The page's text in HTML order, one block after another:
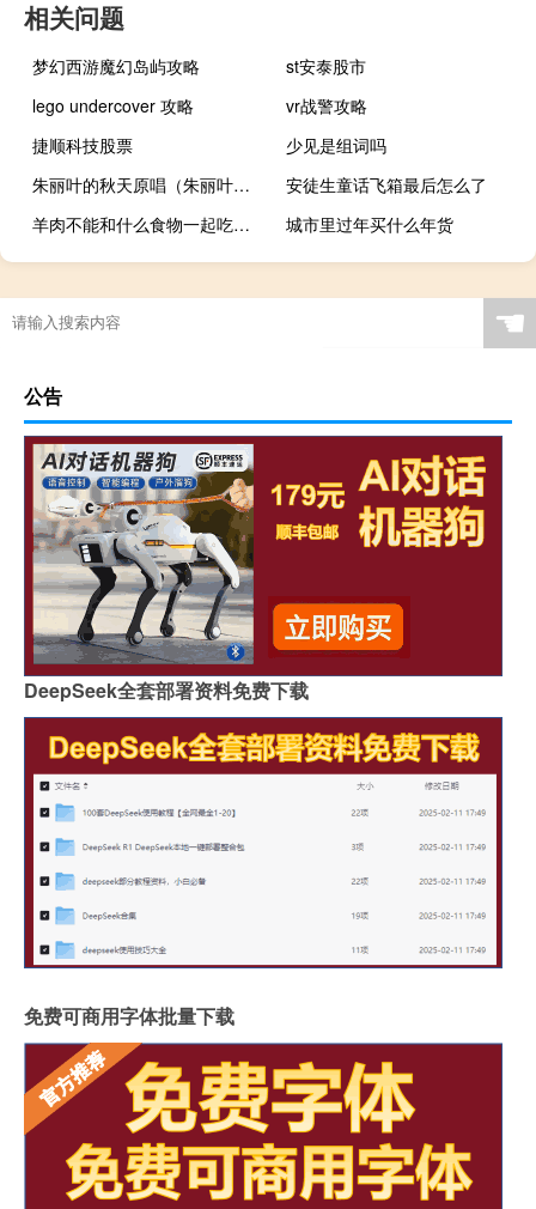
相关问题
梦幻西游魔幻岛屿攻略
st安泰股市
lego undercover 攻略
vr战警攻略
捷顺科技股票
少见是组词吗
朱丽叶的秋天原唱（朱丽叶的秋天）
安徒生童话飞箱最后怎么了
羊肉不能和什么食物一起吃啊（羊肉不能和什么食物一起吃）
城市里过年买什么年货
☚
公告
DeepSeek全套部署资料免费下载
免费可商用字体批量下载